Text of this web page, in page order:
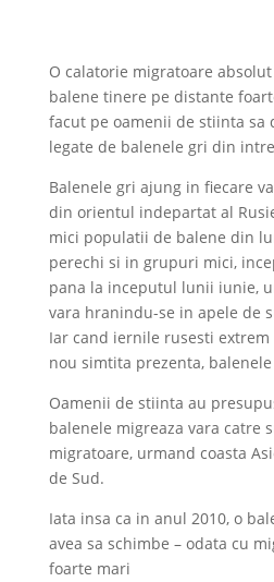
O calatorie migratoare
balene tinere pe distante
facut pe oamenii de stiinta sa
legate de balenele gri din
Balenele gri ajung in fiecare
din orientul indepartat al
mici populatii de balene din
perechi si in grupuri mici,
pana la inceputul lunii iunie,
vara hranindu-se in apele de
Iar cand iernile rusesti
nou simtita prezenta,
Oamenii de stiinta au
balenele migreaza vara catre
migratoare, urmand coasta
de Sud.
Iata insa ca in anul 2010, o
avea sa schimbe – odata cu
foarte mari